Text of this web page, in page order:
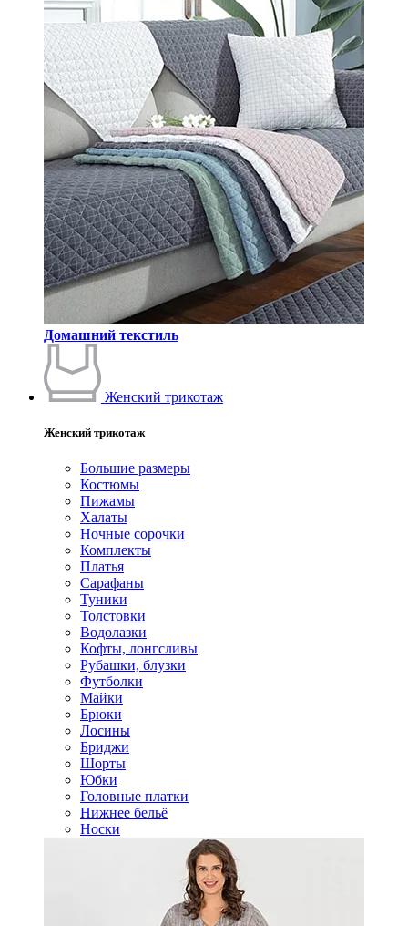
Домашний текстиль
Женский трикотаж
Женский трикотаж
Большие размеры
Костюмы
Пижамы
Халаты
Ночные сорочки
Комплекты
Платья
Сарафаны
Туники
Толстовки
Водолазки
Кофты, лонгсливы
Рубашки, блузки
Футболки
Майки
Брюки
Лосины
Бриджи
Шорты
Юбки
Головные платки
Нижнее бельё
Носки